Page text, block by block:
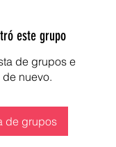
este grupo
de grupos e
nuevo.
de grupos